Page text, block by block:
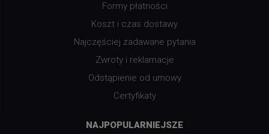
Formy płatności
Koszt i czas dostawy
Najczęściej zadawane pytania
Zwroty i reklamacje
Odstąpienie od umowy
Certyfikaty
NAJPOPULARNIEJSZE